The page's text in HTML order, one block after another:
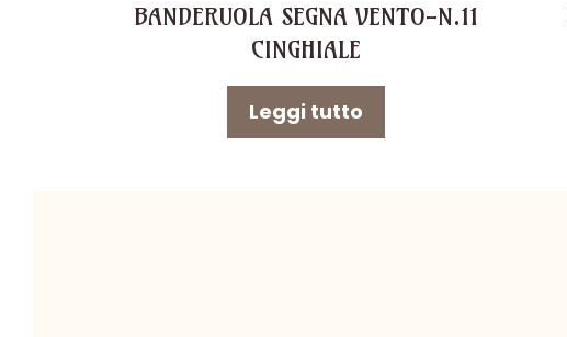
BANDERUOLA SEGNA VENTO-N.11
CINGHIALE
Leggi tutto